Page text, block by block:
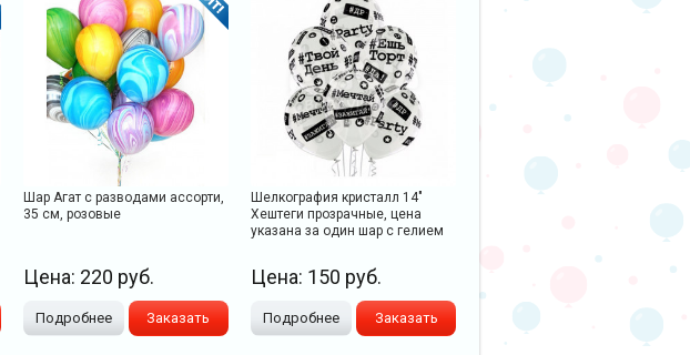
Шар Агат с разводами ассорти,
35 см, розовые
Цена: 220 руб.
Подробнее Заказать
Шелкография кристалл 14"
Хештеги прозрачные, цена
указана за один шар с гелием
Цена: 150 руб.
Подробнее Заказать